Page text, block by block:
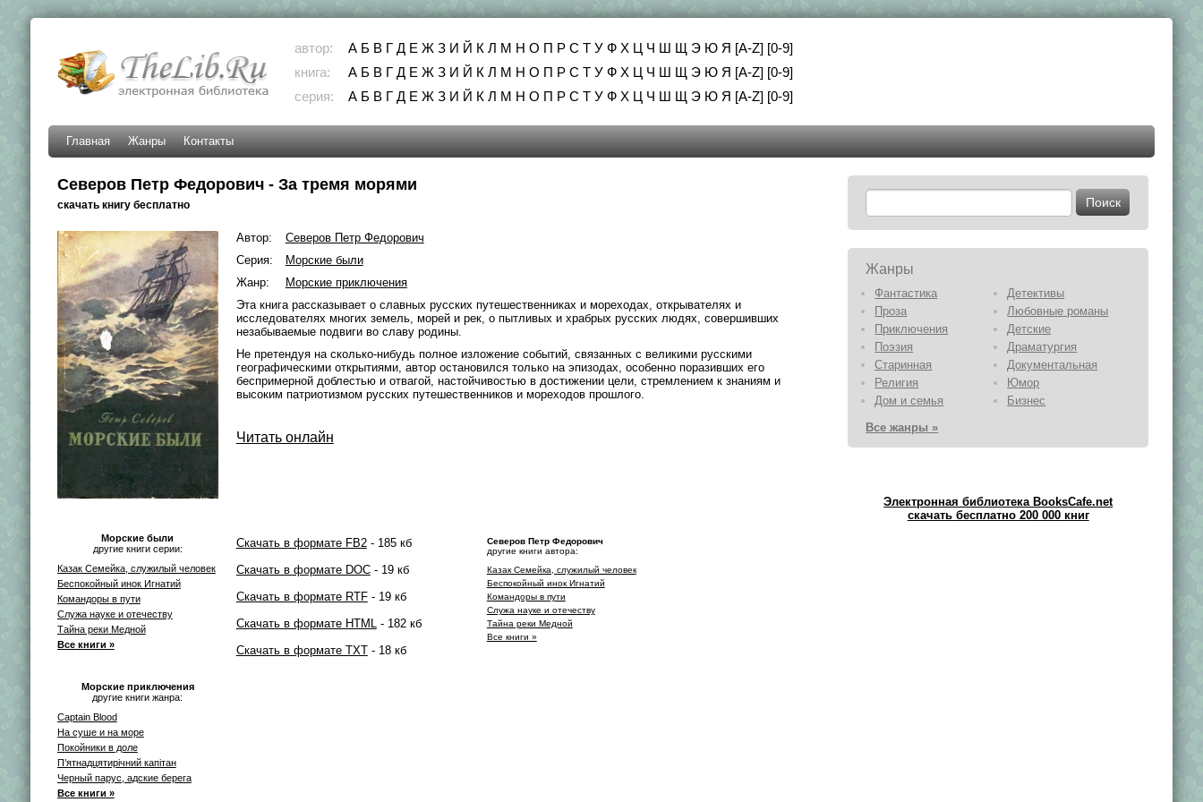
автор: А Б В Г Д Е Ж З И Й К Л М Н О П Р С Т У Ф Х Ц Ч Ш Щ Э Ю Я [A-Z] [0-9]
книга:
А Б В Г Д Е Ж З И Й К Л М Н О П Р С Т У Ф Х Ц Ч Ш Щ Э Ю Я [A-Z] [0-9]
серия:
А Б В Г Д Е Ж З И Й К Л М Н О П Р С Т У Ф Х Ц Ч Ш Щ Э Ю Я [A-Z] [0-9]
Главная Жанры Контакты
Северов Петр Федорович - За тремя морями
скачать книгу бесплатно
Морские были
другие книги серии:
Казак Семейка, служилый человек
Беспокойный инок Игнатий
Командоры в пути
Служа науке и отечеству
Тайна реки Медной
Все книги »
Морские приключения
другие книги жанра:
Captain Blood
На суше и на море
Покойники в доле
П’ятнадцятирічний капітан
Черный парус, адские берега
Все книги »
Автор:
Северов Петр Федорович
Серия:
Морские были
Жанр:
Морские приключения
Эта книга рассказывает о славных русских путешественниках и мореходах, открывателях и
исследователях многих земель, морей и рек, о пытливых и храбрых русских людях, совершивших
незабываемые подвиги во славу родины.
Не претендуя на сколько-нибудь полное изложение событий, связанных с великими русскими
географическими открытиями, автор остановился только на эпизодах, особенно поразивших его
беспримерной доблестью и отвагой, настойчивостью в достижении цели, стремлением к знаниям и
высоким патриотизмом русских путешественников и мореходов прошлого.
Читать онлайн
Скачать в формате FB2- 185 кб
Скачать в формате DOC- 19 кб
Скачать в формате RTF- 19 кб
Скачать в формате HTML- 182 кб
Скачать в формате TXT- 18 кб
Северов Петр Федорович
другие книги автора:
Казак Семейка, служилый человек
Беспокойный инок Игнатий
Командоры в пути
Служа науке и отечеству
Тайна реки Медной
Все книги »
Жанры
Фантастика
Детективы
Проза
Любовные романы
Приключения
Детские
Поэзия
Драматургия
Старинная
Документальная
Религия
Юмор
Дом и семья
Бизнес
Все жанры »
Электронная библиотека BooksCafe.net
скачать бесплатно 200 000 книг